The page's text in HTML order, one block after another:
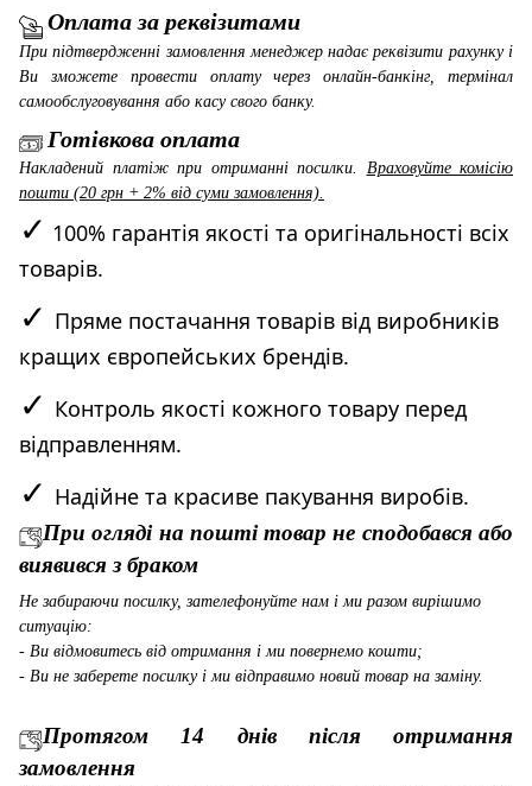
Оплата за реквізитами
При підтвердженні замовлення менеджер надає реквізити рахунку і
Ви зможете провести оплату через онлайн-банкінг, термінал
самообслуговування або касу свого банку.
Готівкова оплата
Накладений платіж при отриманні посилки. Враховуйте комісію
пошти (20 грн + 2% від суми замовлення).
✓ 100% гарантія якості та оригінальності всіх
товарів.
✓ Пряме постачання товарів від виробників
кращих європейських брендів.
✓ Контроль якості кожного товару перед
відправленням.
✓ Надійне та красиве пакування виробів.
При огляді на пошті товар не сподобався або
виявився з браком
Не забираючи посилку, зателефонуйте нам і ми разом вирішимо
ситуацію:
- Ви відмовитесь від отримання і ми повернемо кошти;
- Ви не заберете посилку і ми відправимо новий товар на заміну.
Протягом 14 днів після отримання
замовлення